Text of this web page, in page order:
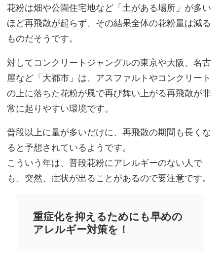
花粉は畑や公園住宅地など「土がある場所」が多い
ほど再飛散が起らず、その結果全体の花粉量は減る
ものだそうです。
対してコンクリートジャングルの東京や大阪、名古
屋など「大都市」は、アスファルトやコンクリート
の上に落ちた花粉が風で再び舞い上がる再飛散が非
常に起りやすい環境です。
普段以上に量が多いだけに、再飛散の期間も長くな
ると予想されているようです。
こういう年は、普段花粉にアレルギーのない人で
も、突然、症状が出ることがあるので要注意です。
重症化を抑えるためにも早めの
アレルギー対策を！